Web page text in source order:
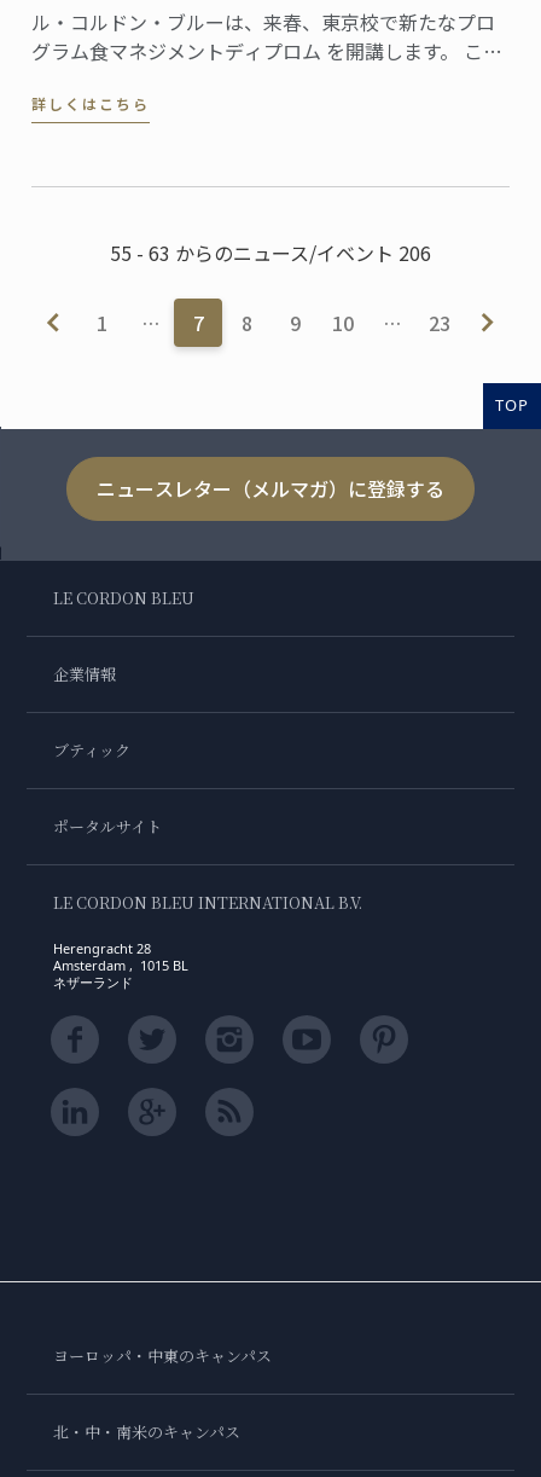
ル・コルドン・ブルーは、来春、東京校で新たなプロ
グラム食マネジメントディプロム を開講します。 この
が、レストラン、製菓店、フードビジネスなどを開業
詳しくはこちら
55 - 63 からのニュース/イベント 206
1 … 7 8 9 10 … 23
TOP
ニュースレター（メルマガ）に登録する
LE CORDON BLEU
企業情報
ブティック
ポータルサイト
LE CORDON BLEU INTERNATIONAL B.V.
Herengracht 28
Amsterdam , 1015 BL
ネザーランド
ヨーロッパ・中東のキャンパス
北・中・南米のキャンパス